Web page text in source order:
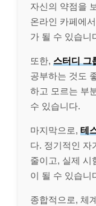
자신의 약점을
온라인 카페에
가 될 수 있습니
또한, 스터디 그
공부하는 것도
하고 모르는 부
수 있습니다.
마지막으로, 테
다. 정기적인 자
줄이고, 실제 시
이 될 수 있습니
종합적으로, 체